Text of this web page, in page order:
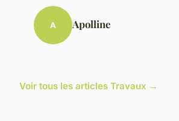
A Apolline
Voir tous les articles Travaux →